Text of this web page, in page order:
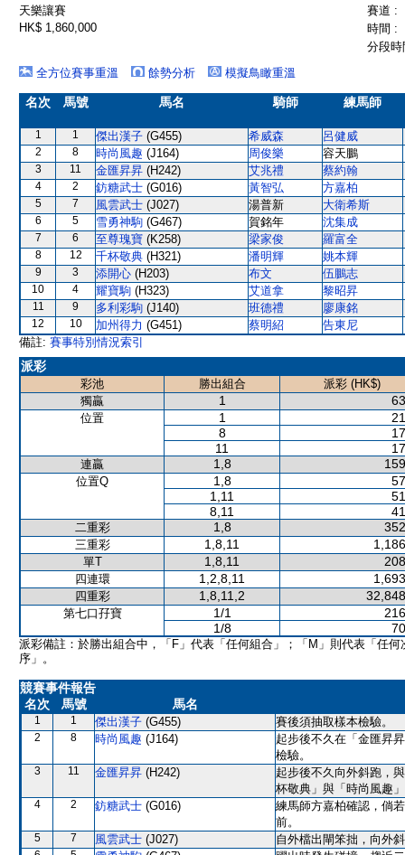
天樂讓賽
賽道 :
HK$ 1,860,000
時間 :
分段
全方位賽事重溫
餘勢分析 模擬鳥瞰重溫
名次 馬號 馬名 騎師 練馬師
1 1 傑出漢子 (G455) 希威森 呂健威
2 8 時尚風趣 (J164) 周俊樂 容天鵬
3 11 金匯昇昇 (H242) 艾兆禮 蔡約翰
4 2 鈁糖武士 (G016) 黃智弘 方嘉柏
5 7 風雲武士 (J027) 湯普新 大衛希斯
6 5 雪勇神駒 (G467) 賀銘年 沈集成
7 6 至尊瑰寶 (K258) 梁家俊 羅富全
8 12 千杯敬典 (H321) 潘明輝 姚本輝
9 3 添開心 (H203) 布文 伍鵬志
10 4 耀寶駒 (H323) 艾道拿 黎昭昇
11 9 多利彩駒 (J140) 班德禮 廖康銘
12 10 加州得力 (G451) 蔡明紹
告東尼
備註: 賽事特別情況索引
派彩
彩池 勝出組合
派彩 (HK$)
獨贏
1
位置 1
8
11
連贏 1,8
位置Q 1,8
1,11
8,11
二重彩 1,8
三重彩 1,8,11
單T 1,8,11
四連環 1,2,8,11
四重彩 1,8,11,2
第七口孖寶 1/1
1/8
派彩備註：於勝出組合中，「F」代表「任何組合」；「M」則代表「任何
序」。
競賽事件報告
名次
馬號 馬名
1 1 傑出漢子 (G455) 賽後須抽取樣本檢驗。
2 8 時尚風趣 (J164)
起步後不久在「金匯昇
檢驗。
3 11 金匯昇昇 (H242)
起步後不久向外斜跑，
杯敬典」與「時尚風趣
4 2 鈁糖武士 (G016)
練馬師方嘉柏確認，倘
前。
5 7 風雲武士 (J027) 自外檔出閘笨拙，向外